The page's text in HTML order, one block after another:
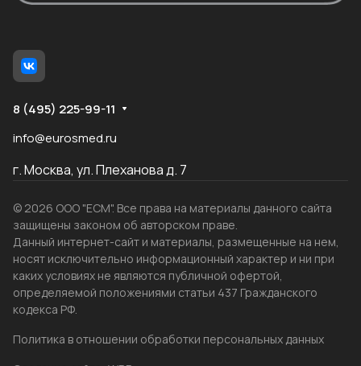
8 (495) 225-99-11
info@eurosmed.ru
г. Москва, ул. Плеханова д. 7
© 2026 ООО "ЕСМ". Все права на материалы данного сайта
защищены законом об авторском праве.
Данный интернет-сайт и материалы, размещенные на нем,
носят исключительно информационный характер и ни при
каких условиях не являются публичной офертой,
определяемой положениями статьи 437 Гражданского
кодекса РФ.
Политика в отношении обработки персональных данных